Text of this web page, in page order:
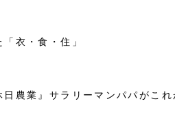
衣・食・住」
日農業』サラリーマンパパがこ